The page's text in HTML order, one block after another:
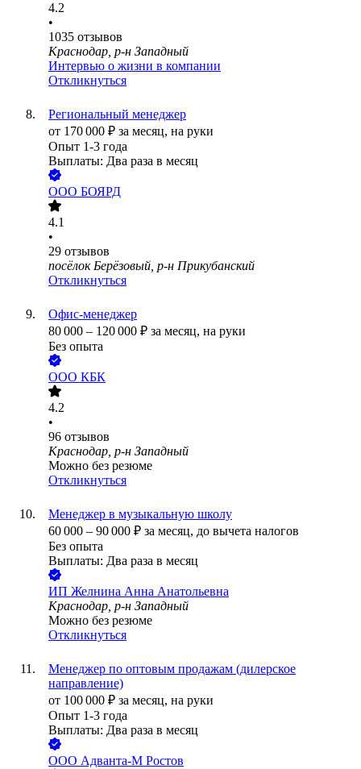
4.2
•
1035 отзывов
Краснодар, р-н Западный
Интервью о жизни в компании
Откликнуться
Региональный менеджер
от 170 000 ₽ за месяц, на руки
Опыт 1-3 года
Выплаты: Два раза в месяц
ООО БОЯРД
4.1
•
29 отзывов
посёлок Берёзовый, р-н Прикубанский
Откликнуться
Офис-менеджер
80 000 – 120 000 ₽ за месяц, на руки
Без опыта
ООО КБК
4.2
•
96 отзывов
Краснодар, р-н Западный
Можно без резюме
Откликнуться
Менеджер в музыкальную школу
60 000 – 90 000 ₽ за месяц, до вычета налогов
Без опыта
Выплаты: Два раза в месяц
ИП Желнина Анна Анатольевна
Краснодар, р-н Западный
Можно без резюме
Откликнуться
Менеджер по оптовым продажам (дилерское
направление)
от 100 000 ₽ за месяц, на руки
Опыт 1-3 года
Выплаты: Два раза в месяц
ООО Адванта-М Ростов